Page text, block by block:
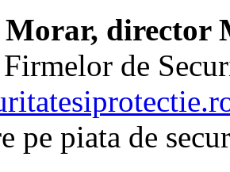
director
de
pe piata de